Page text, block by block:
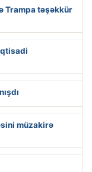
Trampa təşəkkür
müzakirə